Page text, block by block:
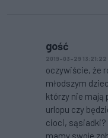
gość
2019-03-29 13:21:22
oczywiście, że
młodszym
którzy nie mają
urlopu czy
cioci, sąsiadki?
mamy swoje